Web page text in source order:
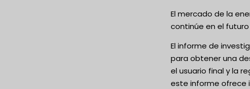
El mercado de la
continúe en el futuro
El informe de
para obtener una
el usuario final y la
este informe ofrece